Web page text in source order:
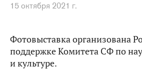
15 октября 2021 г.
Фотовыставка организована
поддержке Комитета СФ по
и культуре.